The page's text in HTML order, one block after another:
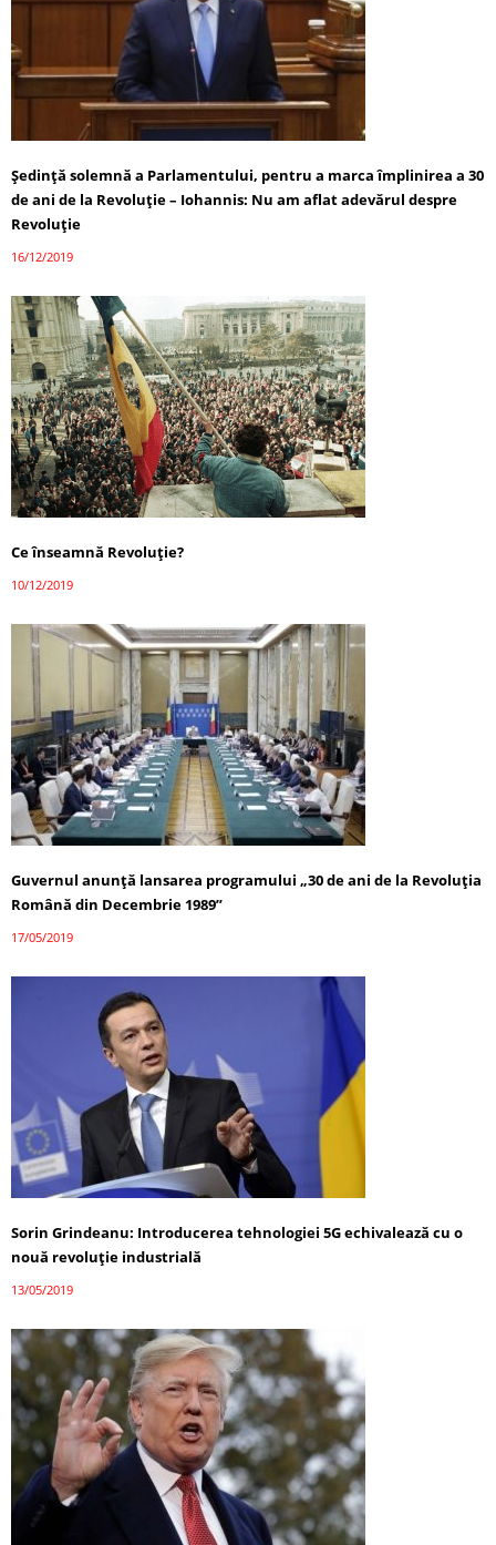
Şedinţă solemnă a Parlamentului, pentru a marca împlinirea a 30
de ani de la Revoluţie – Iohannis: Nu am aflat adevărul despre
Revoluţie
16/12/2019
Ce înseamnă Revoluție?
10/12/2019
Guvernul anunţă lansarea programului „30 de ani de la Revoluţia
Română din Decembrie 1989”
17/05/2019
Sorin Grindeanu: Introducerea tehnologiei 5G echivalează cu o
nouă revoluţie industrială
13/05/2019